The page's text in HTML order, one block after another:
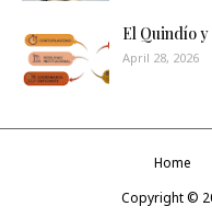
El Quindío
April 28, 2026
Home
Copyright ©